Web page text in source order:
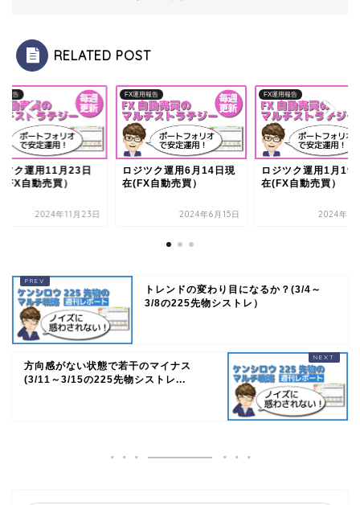
RELATED POST
報告
ツク運用11月23日
(FX自動売買）
2024年11月23日
FX運用報告
ロジツク運用6月14日現
在(FX自動売買）
2024年6月15日
FX運用報告
ロジツク運用1月19
在(FX自動売買）
2024年1
トレンドの変わり目になるか？(3/4～
3/8の225先物シストレ）
方向感がない状態で若干のマイナス
(3/11～3/15の225先物シストレ...